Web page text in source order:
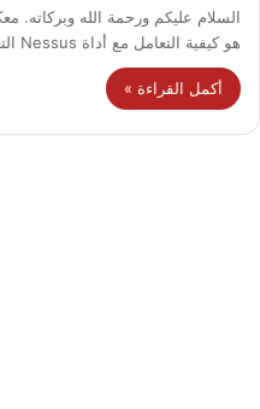
السلام عليكم ورحمة الله
هو كيفية التعامل مع أداة Nessus التعرف على أهم…
أكمل القراءة »